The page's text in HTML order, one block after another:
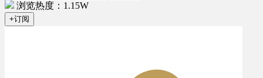
浏览热度：1.15W
+订阅